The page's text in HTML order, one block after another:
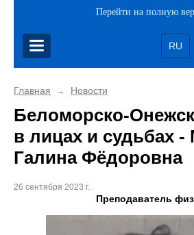
Перейти на полную
RU
Главная → Новости
Беломорско-
в лицах и судьбах
Галина Фёдоровна
26 сентября 2023 г.
Преподаватель